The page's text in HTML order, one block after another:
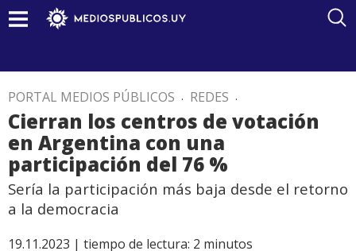
PORTAL MEDIOS PÚBLICOS . REDES .
Cierran los centros de votación
en Argentina con una
participación del 76 %
Sería la participación más baja desde el retorno
a la democracia
19.11.2023 | tiempo de lectura: 2 minutos